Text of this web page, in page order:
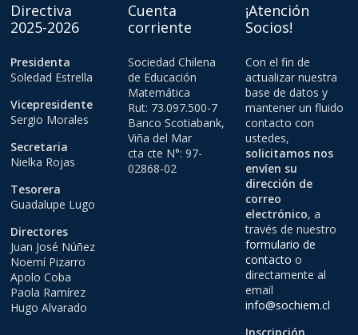
Directiva
2025-2026
Presidenta
Soledad Estrella
Vicepresidente
Sergio Morales
Secretaria
Nielka Rojas
Tesorera
Guadalupe Lugo
Directores
Juan José Núñez
Noemí Pizarro
Apolo Coba
Paola Ramírez
Hugo Alvarado
Cuenta
corriente
Sociedad Chilena
de Educación
Matemática
Rut: 73.097.500-7
Banco Scotiabank,
Viña del Mar
cta cte N°: 97-
02868-02
¡Atención
Socios!
Con el fin de
actualizar nuestra
base de datos y
mantener un fluido
contacto con
ustedes,
solicitamos nos
envíen su
dirección de
correo
electrónico, a
través de nuestro
formulario de
contacto o
directamente al
email
info@sochiem.cl